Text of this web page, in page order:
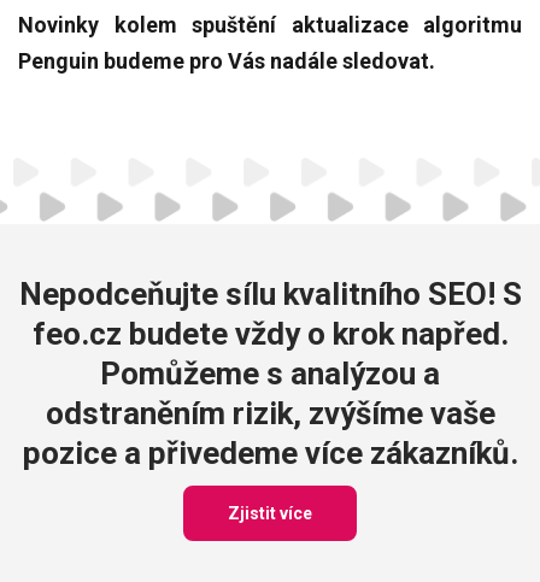
Novinky kolem spuštění aktualizace algoritmu
Penguin budeme pro Vás nadále sledovat.
Nepodceňujte sílu kvalitního SEO! S
feo.cz budete vždy o krok napřed.
Pomůžeme s analýzou a
odstraněním rizik, zvýšíme vaše
pozice a přivedeme více zákazníků.
Zjistit více